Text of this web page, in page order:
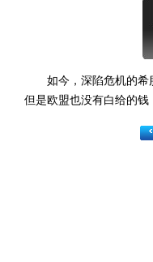
如今，深陷危机的希腊
但是欧盟也没有白给的